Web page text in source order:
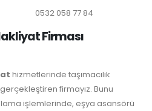
0532 058 77 84
Firması
hizmetlerinde taşımacılık
firmayız. Bunu
işlemlerinde, eşya asansörü